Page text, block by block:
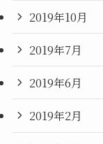
2019年10月
2019年7月
2019年6月
2019年2月